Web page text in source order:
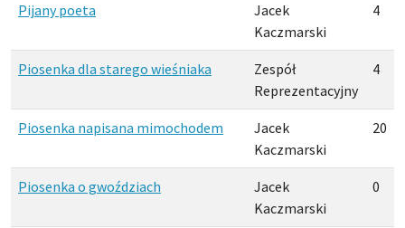
Pijany poeta
Jacek
Kaczmarski
4
Piosenka dla starego wieśniaka
Zespół
Reprezentacyjny
4
Piosenka napisana mimochodem
Jacek
Kaczmarski
20
Piosenka o gwoździach
Jacek
Kaczmarski
0